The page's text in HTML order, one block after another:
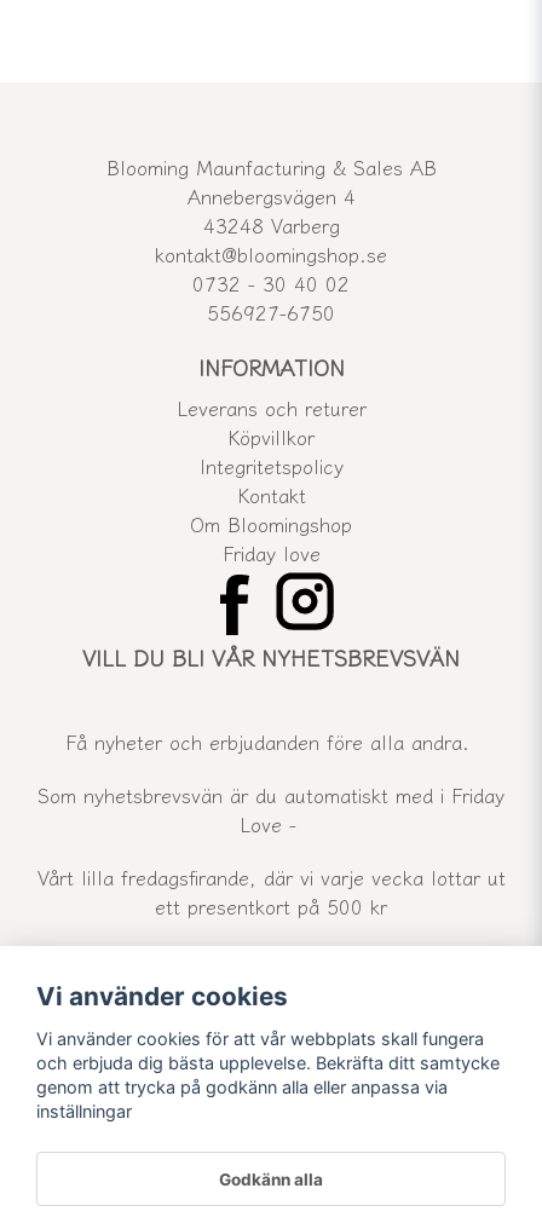
Blooming Maunfacturing & Sales AB
Annebergsvägen 4
43248 Varberg
kontakt@bloomingshop.se
0732 - 30 40 02
556927-6750
INFORMATION
Leverans och returer
Köpvillkor
Integritetspolicy
Kontakt
Om Bloomingshop
Friday love
VILL DU BLI VÅR NYHETSBREVSVÄN
Få nyheter och erbjudanden före alla andra.
Som nyhetsbrevsvän är du automatiskt med i Friday
Love -
Vårt lilla fredagsfirande, där vi varje vecka lottar ut
ett presentkort på 500 kr
Mejladress Skicka
Powered by Nyehandel AB
Vi använder cookies
Vi använder cookies för att vår webbplats skall fungera
och erbjuda dig bästa upplevelse. Bekräfta ditt samtycke
genom att trycka på godkänn alla eller anpassa via
inställningar
Godkänn alla